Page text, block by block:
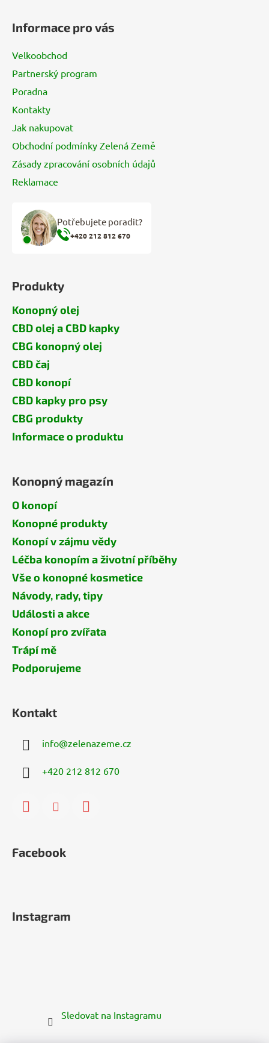
Informace pro vás
Velkoobchod
Partnerský program
Poradna
Kontakty
Jak nakupovat
Obchodní podmínky Zelená Země
Zásady zpracování osobních údajů
Reklamace
Potřebujete poradit?
+420 212 812 670
Produkty
Konopný olej
CBD olej a CBD kapky
CBG konopný olej
CBD čaj
CBD konopí
CBD kapky pro psy
CBG produkty
Informace o produktu
Konopný magazín
O konopí
Konopné produkty
Konopí v zájmu vědy
Léčba konopím a životní příběhy
Vše o konopné kosmetice
Návody, rady, tipy
Události a akce
Konopí pro zvířata
Trápí mě
Podporujeme
Kontakt
info@zelenazeme.cz
+420 212 812 670
Facebook
Instagram
Sledovat na Instagramu